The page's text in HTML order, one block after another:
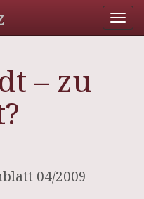
– zu
04/2009